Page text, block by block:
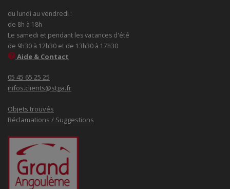
du lundi au vendredi :
de 8h à 18h
Le samedi et pendant les vacances d'été
de 9h30 à 12h30 et de 13h30 à 17h30
Aide & Contact
05 45 65 25 25
infos.clients@stga.fr
Objets trouvés
Réclamations / Suggestions